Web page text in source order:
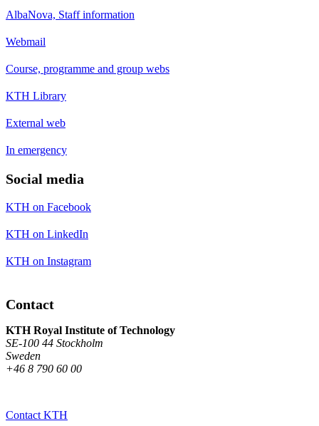
AlbaNova, Staff information
Webmail
Course, programme and group webs
KTH Library
External web
In emergency
Social media
KTH on Facebook
KTH on LinkedIn
KTH on Instagram
Contact
KTH Royal Institute of Technology
SE-100 44 Stockholm
Sweden
+46 8 790 60 00
Contact KTH